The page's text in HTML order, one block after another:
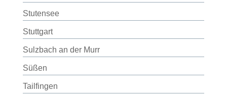
Stutensee
Stuttgart
Sulzbach an der Murr
Süßen
Tailfingen